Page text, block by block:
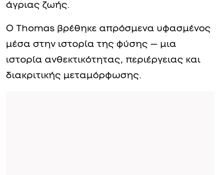
άγριας ζωής.
Ο Thomas βρέθηκε απρόσμενα υφασμένος
μέσα στην ιστορία της φύσης — μια
ιστορία ανθεκτικότητας, περιέργειας και
διακριτικής μεταμόρφωσης.